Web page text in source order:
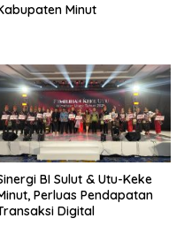
Minut
BI Sulut & Utu-Keke
Perluas Pendapatan
Digital